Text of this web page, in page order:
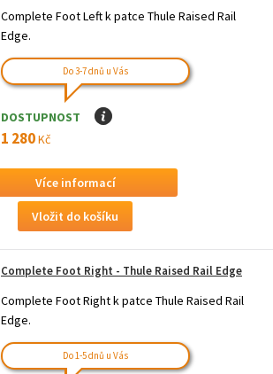
Complete Foot Left k patce Thule Raised Rail
Edge.
Do 3-7 dnů u Vás
DOSTUPNOST I
1 280Kč
Více informací
Complete Foot Right - Thule Raised Rail Edge
Complete Foot Right k patce Thule Raised Rail
Edge.
Do 1-5 dnů u Vás